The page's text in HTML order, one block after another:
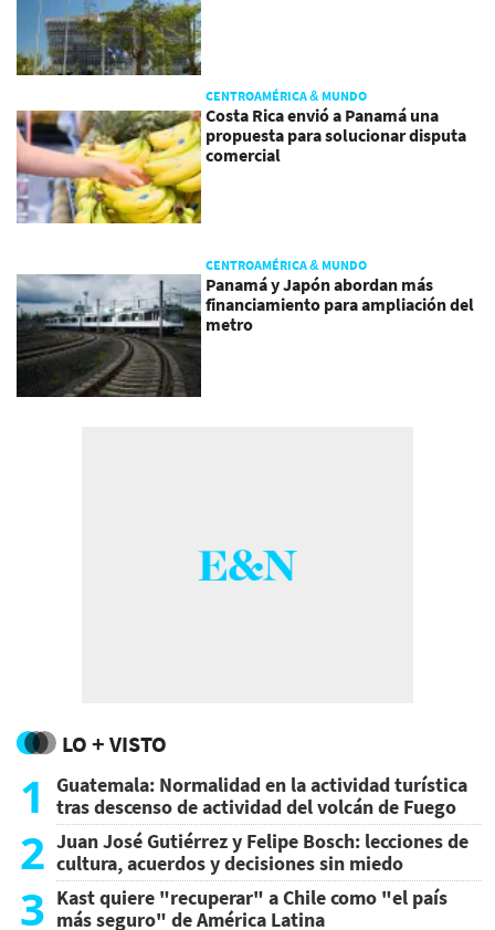
CENTROAMÉRICA & MUNDO
Costa Rica envió a Panamá una
propuesta para solucionar disputa
comercial
CENTROAMÉRICA & MUNDO
Panamá y Japón abordan más
financiamiento para ampliación del
metro
LO + VISTO
1
Guatemala: Normalidad en la actividad turística
tras descenso de actividad del volcán de Fuego
2 Juan José Gutiérrez y Felipe Bosch: lecciones de
cultura, acuerdos y decisiones sin miedo
3 Kast quiere "recuperar" a Chile como "el país
más seguro" de América Latina